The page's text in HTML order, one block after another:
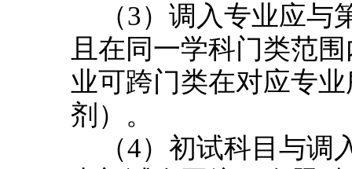
（3）调入专业应
且在同一学科门类范
业可跨门类在对应专
剂）。
（4）初试科目与